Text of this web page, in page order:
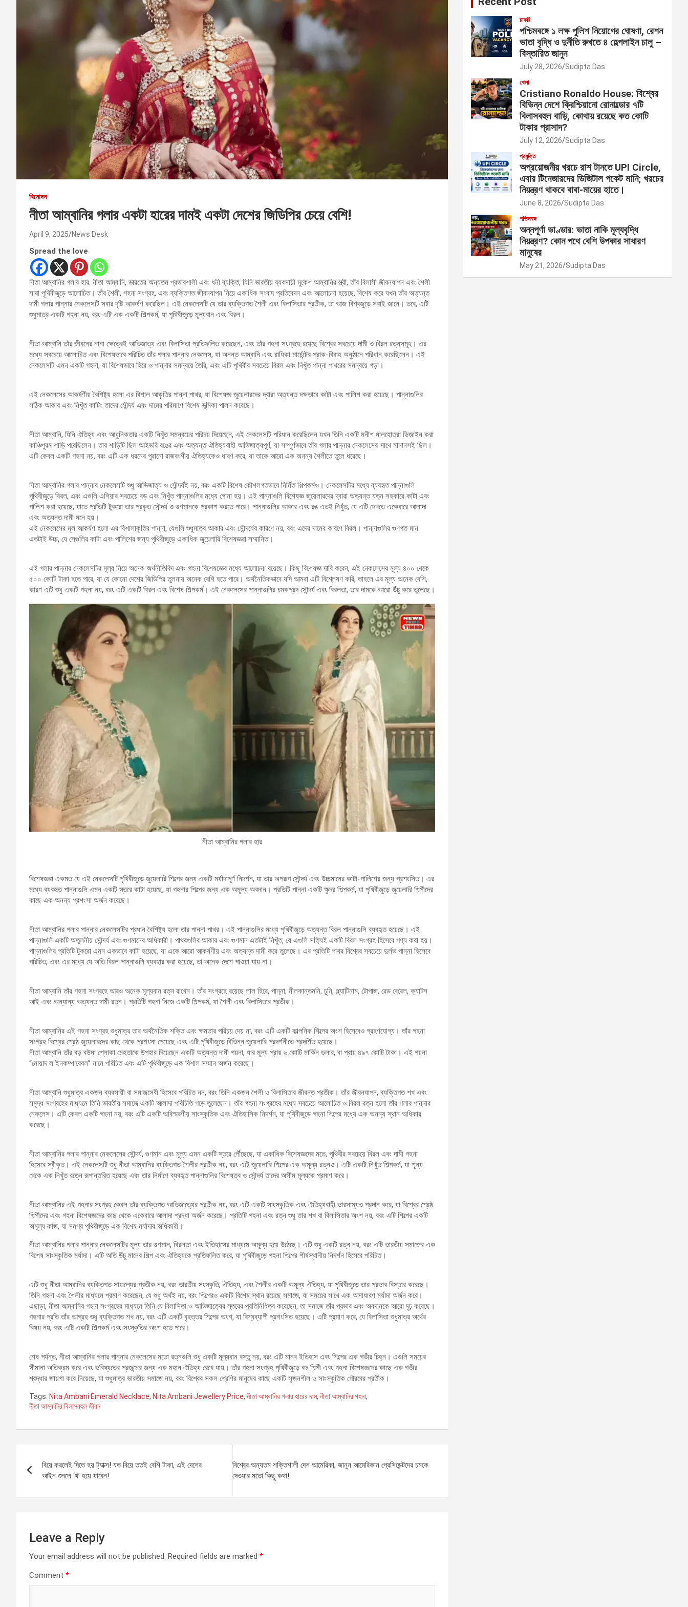
বিনোদন
নীতা আম্বানির গলার একটা হারের দামই একটা দেশের জিডিপির চেয়ে বেশি!
April 9, 2025 News Desk
Spread the love
নীতা আম্বানির গলার হার: নীতা আম্বানি, ভারতের অন্যতম প্রভাবশালী এবং ধনী ব্যক্তি, যিনি ভারতীয় ব্যবসায়ী মুকেশ আম্বানির স্ত্রী, তাঁর বিলাসী জীবনযাপন এবং শৈলী
সারা পৃথিবীজুড়ে আলোচিত। তাঁর শৈলী, গহনা সংগ্রহ, এবং ব্যক্তিগত জীবনযাপন নিয়ে একাধিক সংবাদ প্রতিবেদন এবং আলোচনা হয়েছে, বিশেষ করে যখন তাঁর অত্যন্ত
দামী গলার পান্নার নেকলেসটি সবার দৃষ্টি আকর্ষণ করেছিল। এই নেকলেসটি যে তার ব্যক্তিগত শৈলী এবং বিলাসিতার প্রতীক, তা আজ বিশ্বজুড়ে সবাই জানে। তবে, এটি
শুধুমাত্র একটি গহনা নয়, বরং এটি এক একটি শিল্পকর্ম, যা পৃথিবীজুড়ে মূল্যবান এবং বিরল।
নীতা আম্বানি তাঁর জীবনের নানা ক্ষেত্রেই আভিজাত্য এবং বিলাসিতা প্রতিফলিত করেছেন, এবং তাঁর গহনা সংগ্রহে রয়েছে বিশ্বের সবচেয়ে দামী ও বিরল রত্নসমূহ। এর
মধ্যে সবচেয়ে আলোচিত এবং বিশেষভাবে পরিচিত তাঁর গলার পান্নার নেকলেস, যা অনন্ত আম্বানি এবং রাধিকা মার্চেন্টের প্রাক-বিবাহ অনুষ্ঠানে পরিধান করেছিলেন। এই
নেকলেসটি এমন একটি গহনা, যা বিশেষভাবে হিরে ও পান্নার সমন্বয়ে তৈরি, এবং এটি পৃথিবীর সবচেয়ে বিরল এবং নিখুঁত পান্না পাথরের সমন্বয়ে গড়া।
এই নেকলেসের আকর্ষণীয় বৈশিষ্ট্য হলো এর বিশাল আকৃতির পান্না পাথর, যা বিশেষজ্ঞ জুয়েলারদের দ্বারা অত্যন্ত দক্ষভাবে কাটা এবং পালিশ করা হয়েছে। পান্নাগুলির
সঠিক আকার এবং নিখুঁত কাটিং তাদের সৌন্দর্য এবং দামের পরিমাণে বিশেষ ভূমিকা পালন করেছে।
নীতা আম্বানি, যিনি ঐতিহ্য এবং আধুনিকতার একটি নিখুঁত সমন্বয়ের পরিচয় দিয়েছেন, এই নেকলেসটি পরিধান করেছিলেন যখন তিনি একটি মনীশ মালহোত্রা ডিজাইন করা
কাঞ্চিপুরম শাড়ি পরেছিলেন। তার শাড়িটি ছিল আইভরি রঙের এবং অত্যন্ত ঐতিহ্যবাহী আভিজাত্যপূর্ণ, যা সম্পূর্ণভাবে তাঁর গলার পান্নার নেকলেসের সাথে মানানসই ছিল।
এটি কেবল একটি গহনা নয়, বরং এটি এক ধরনের পুরানো রাজবংশীয় ঐতিহ্যকেও ধারণ করে, যা তাকে আরো এক অনন্য শৈলীতে তুলে ধরেছে।
নীতা আম্বানির গলার পান্নার নেকলেসটি শুধু আভিজাত্য ও সৌন্দর্যই নয়, বরং একটি বিশেষ কৌশলগতভাবে নির্মিত শিল্পকর্মও। নেকলেসটির মধ্যে ব্যবহৃত পান্নাগুলি
পৃথিবীজুড়ে বিরল, এবং এগুলি এশিয়ার সবচেয়ে বড় এবং নিখুঁত পান্নাগুলির মধ্যে গোনা হয়। এই পান্নাগুলি বিশেষজ্ঞ জুয়েলারদের দ্বারা অত্যন্ত যত্ন সহকারে কাটা এবং
পালিশ করা হয়েছে, যাতে প্রতিটি টুকরো তার প্রকৃত সৌন্দর্য ও গুণমানকে প্রকাশ করতে পারে। পান্নাগুলির আকার এবং রঙ এতই নিখুঁত, যে এটি দেখতে একেবারে আলাদা
এবং অত্যন্ত দামী মনে হয়।
এই নেকলেসের মূল আকর্ষণ হলো এর বিশালাকৃতির পান্না, যেগুলি শুধুমাত্র আকার এবং সৌন্দর্যের কারণে নয়, বরং এদের দামের কারণে বিরল। পান্নাগুলির গুণগত মান
এতটাই উচ্চ, যে সেগুলির কাটা এবং পালিশের জন্য পৃথিবীজুড়ে একাধিক জুয়েলারি বিশেষজ্ঞরা সম্মানিত।
এই গলার পান্নার নেকলেসটির মূল্য নিয়ে অনেক অর্থনীতিবিদ এবং গহনা বিশেষজ্ঞের মধ্যে আলোচনা রয়েছে। কিছু বিশেষজ্ঞ দাবি করেন, এই নেকলেসের মূল্য ৪০০ থেকে
৫০০ কোটি টাকা হতে পারে, যা যে কোনো দেশের জিডিপির তুলনায় অনেক বেশি হতে পারে। অর্থনৈতিকভাবে যদি আমরা এটি বিশ্লেষণ করি, তাহলে এর মূল্য অনেক বেশি,
কারণ এটি শুধু একটি গহনা নয়, বরং এটি একটি বিরল এবং বিশেষ শিল্পকর্ম। এই নেকলেসের পান্নাগুলির চমকপ্রদ সৌন্দর্য এবং বিরলতা, তার দামকে আরো উঁচু করে তুলেছে।
নীতা আম্বানির গলার হার
বিশেষজ্ঞরা একমত যে এই নেকলেসটি পৃথিবীজুড়ে জুয়েলারি শিল্পের জন্য একটি মর্যাদাপূর্ণ নিদর্শন, যা তার অপরূপ সৌন্দর্য এবং উচ্চমানের কাটা-পালিশের জন্য প্রশংসিত। এর
মধ্যে ব্যবহৃত পান্নাগুলি এমন একটি স্তরে কাটা হয়েছে, যা গহনার শিল্পের জন্য এক অমূল্য অবদান। প্রতিটি পান্না একটি ক্ষুদ্র শিল্পকর্ম, যা পৃথিবীজুড়ে জুয়েলারি শিল্পীদের
কাছে এক অনন্য প্রশংসা অর্জন করেছে।
নীতা আম্বানির গলার পান্নার নেকলেসটির প্রধান বৈশিষ্ট্য হলো তার পান্না পাথর। এই পান্নাগুলির মধ্যে পৃথিবীজুড়ে অত্যন্ত বিরল পান্নাগুলি ব্যবহৃত হয়েছে। এই
পান্নাগুলি একটি অতুলনীয় সৌন্দর্য এবং গুণমানের অধিকারী। পাথরগুলির আকার এবং গুণমান এতটাই নিখুঁত, যে এগুলি সত্যিই একটি বিরল সংগ্রহ হিসেবে গণ্য করা হয়।
পান্নাগুলির প্রতিটি টুকরো এমন একভাবে কাটা হয়েছে, যা একে আরো আকর্ষণীয় এবং অত্যন্ত দামী করে তুলেছে। এর প্রতিটি পাথর বিশ্বের সবচেয়ে দুর্লভ পান্না হিসেবে
পরিচিত, এবং এর মধ্যে যে অতি বিরল পান্নাগুলি ব্যবহার করা হয়েছে, তা অনেক দেশে পাওয়া যায় না।
নীতা আম্বানি তাঁর গহনা সংগ্রহে আরও অনেক মূল্যবান রত্ন রাখেন। তাঁর সংগ্রহে রয়েছে লাল হিরে, পান্না, নীলকান্তমনি, চুনি, প্ল্যাটিনাম, টোপাজ, রেড বেরেল, ক্যাটস
আই এবং অন্যান্য অত্যন্ত দামী রত্ন। প্রতিটি গহনা নিজে একটি শিল্পকর্ম, যা শৈলী এবং বিলাসিতার প্রতীক।
নীতা আম্বানির এই গহনা সংগ্রহ শুধুমাত্র তার অর্থনৈতিক শক্তি এবং ক্ষমতার পরিচয় দেয় না, বরং এটি একটি কাল্পনিক শিল্পের অংশ হিসেবেও গ্রহণযোগ্য। তাঁর গহনা
সংগ্রহ বিশ্বের শ্রেষ্ঠ জুয়েলারদের কাছ থেকে প্রশংসা পেয়েছে এবং এটি পৃথিবীজুড়ে বিভিন্ন জুয়েলারি প্রদর্শনীতে প্রদর্শিত হয়েছে।
নীতা আম্বানি তাঁর বড় বউমা শ্লোকা মেহতাকে উপহার দিয়েছেন একটি অত্যন্ত দামী গয়না, যার মূল্য প্রায় ৬ কোটি মার্কিন ডলার, বা প্রায় ৪৯৭ কোটি টাকা। এই গয়না
“মোয়াদ ল ইনকম্পারেবল” নামে পরিচিত এবং এটি পৃথিবীজুড়ে এক বিশাল সম্মান অর্জন করেছে।
নীতা আম্বানি শুধুমাত্র একজন ব্যবসায়ী বা সমাজসেবী হিসেবে পরিচিত নন, বরং তিনি একজন শৈলী ও বিলাসিতার জীবন্ত প্রতীক। তাঁর জীবনযাপন, ব্যক্তিগত শখ এবং
সমৃদ্ধ সংগ্রহের মাধ্যমে তিনি ভারতীয় সমাজে একটি আলাদা পরিচিতি গড়ে তুলেছেন। তাঁর গহনা সংগ্রহের মধ্যে সবচেয়ে আলোচিত ও বিরল রত্ন হলো তাঁর গলার পান্নার
নেকলেস। এটি কেবল একটি গহনা নয়, বরং এটি একটি অবিস্মরণীয় সাংস্কৃতিক এবং ঐতিহাসিক নিদর্শন, যা পৃথিবীজুড়ে গহনা শিল্পের মধ্যে এক অনন্য স্থান অধিকার
করেছে।
নীতা আম্বানির গলার পান্নার নেকলেসের সৌন্দর্য, গুণমান এবং মূল্য এমন একটি স্তরে পৌঁছেছে, যা একাধিক বিশেষজ্ঞদের মতে, পৃথিবীর সবচেয়ে বিরল এবং দামী গহনা
হিসেবে স্বীকৃত। এই নেকলেসটি শুধু নীতা আম্বানির ব্যক্তিগত শৈলীর প্রতীক নয়, বরং এটি জুয়েলারি শিল্পের এক অমূল্য রত্নও। এটি একটি নিখুঁত শিল্পকর্ম, যা শূন্য
থেকে এক নিখুঁত রত্নে রূপান্তরিত হয়েছে এবং তার নির্মাণে ব্যবহৃত পান্নাগুলির বিশেষত্ব ও সৌন্দর্য তাদের অসীম মূল্যকে প্রমাণ করে।
নীতা আম্বানির এই গহনার সংগ্রহ কেবল তাঁর ব্যক্তিগত আভিজাত্যের প্রতীক নয়, বরং এটি একটি সাংস্কৃতিক এবং ঐতিহ্যবাহী ভারসাম্যও প্রদান করে, যা বিশ্বের শ্রেষ্ঠ
শিল্পীদের এবং গহনা বিশেষজ্ঞদের কাছ থেকে একেবারে আলাদা শ্রদ্ধা অর্জন করেছে। প্রতিটি গহনা এবং রত্ন শুধু তার শখ বা বিলাসিতার অংশ নয়, বরং এটি শিল্পের একটি
অমূল্য কাজ, যা সমগ্র পৃথিবীজুড়ে এক বিশেষ মর্যাদার অধিকারী।
নীতা আম্বানির গলার পান্নার নেকলেসটির মূল্য তার গুণমান, বিরলতা এবং ইতিহাসের মাধ্যমে অমূল্য হয়ে উঠেছে। এটি শুধু একটি রত্ন নয়, বরং এটি ভারতীয় সমাজের এক
বিশেষ সাংস্কৃতিক মর্যাদা। এটি অতি উঁচু মানের শিল্প এবং ঐতিহ্যকে প্রতিফলিত করে, যা পৃথিবীজুড়ে গহনা শিল্পের শীর্ষস্থানীয় নিদর্শন হিসেবে পরিচিত।
এটি শুধু নীতা আম্বানির ব্যক্তিগত সাফল্যের প্রতীক নয়, বরং ভারতীয় সংস্কৃতি, ঐতিহ্য, এবং শৈলীর একটি অমূল্য ঐতিহ্য, যা পৃথিবীজুড়ে তার প্রভাব বিস্তার করেছে।
তিনি গহনা এবং শৈলীর মাধ্যমে প্রমাণ করেছেন, যে শুধু অর্থই নয়, বরং শিল্পেরও একটি বিশেষ স্থান রয়েছে সমাজে, যা সময়ের সাথে এক অসাধারণ মর্যাদা অর্জন করে।
এছাড়া, নীতা আম্বানির গহনা সংগ্রহের মাধ্যমে তিনি যে বিলাসিতা ও আভিজাত্যের স্তরের প্রতিনিধিত্ব করেছেন, তা সমাজে তাঁর প্রভাব এবং অবদানকে আরো দৃঢ় করেছে।
গহনার প্রতি তাঁর আগ্রহ শুধু ব্যক্তিগত শখ নয়, বরং এটি একটি বৃহত্তর শিল্পের অংশ, যা বিশ্বব্যাপী প্রশংসিত হয়েছে। এটি প্রমাণ করে, যে বিলাসিতা শুধুমাত্র অর্থের
বিষয় নয়, বরং এটি একটি শিল্পকর্ম এবং সংস্কৃতির অংশ হতে পারে।
শেষ পর্যন্ত, নীতা আম্বানির গলার পান্নার নেকলেসের মতো রত্নগুলি শুধু একটি মূল্যবান বস্তু নয়, বরং এটি মানব ইতিহাস এবং শিল্পের এক গভীর চিহ্ন। এগুলি সময়ের
সীমানা অতিক্রম করে এবং ভবিষ্যতের প্রজন্মের জন্য এক মহান ঐতিহ্য রেখে যায়। তাঁর গহনা সংগ্রহ পৃথিবীজুড়ে বহু শিল্পী এবং গহনা বিশেষজ্ঞদের কাছে এক গভীর
শ্রদ্ধার জায়গা করে নিয়েছে, যা শুধুমাত্র ভারতীয় সমাজে নয়, বরং বিশ্বের সকল শ্রেণির মানুষের কাছে একটি সৃজনশীল ও সাংস্কৃতিক গৌরবের প্রতীক।
Tags: Nita Ambani Emerald Necklace, Nita Ambani Jewellery Price, নীতা আম্বানির গলার হারের দাম, নীতা আম্বানির গহনা,
নীতা আম্বানির বিলাসবহুল জীবন
navigation
বিয়ে করলেই দিতে হয় ট্যাক্স! যত বিয়ে ততই বেশি টাকা, এই দেশের
আইন শুনলে ‘থ’ হয়ে যাবেন!
বিশ্বের অন্যতম শক্তিশালী দেশ আমেরিকা, জানুন আমেরিকান প্রেসিডেন্টদের চমকে
দেওয়ার মতো কিছু কথা!
Leave a Reply
Your email address will not be published. Required fields are marked *
Comment *
চাকরি
পশ্চিমবঙ্গে ১ লক্ষ পুলিশ নিয়োগের ঘোষণা, রেশন
ভাতা বৃদ্ধি ও দুর্নীতি রুখতে ৪ হেল্পলাইন চালু –
বিস্তারিত জানুন
July 28, 2026 Sudipta Das
খেলা
Cristiano Ronaldo House: বিশ্বের
বিভিন্ন দেশে ক্রিশ্চিয়ানো রোনাল্ডোর ৭টি
বিলাসবহুল বাড়ি, কোথায় রয়েছে কত কোটি
টাকার প্রাসাদ?
July 12, 2026 Sudipta Das
প্রযুক্তি
অপ্রয়োজনীয় খরচে রাশ টানতে UPI Circle,
এবার টিনেজারদের ডিজিটাল পকেট মানি; খরচের
নিয়ন্ত্রণ থাকবে বাবা-মায়ের হাতে।
June 8, 2026 Sudipta Das
পশ্চিমবঙ্গ
অন্নপূর্ণা ভাণ্ডার: ভাতা নাকি মূল্যবৃদ্ধি
নিয়ন্ত্রণ? কোন পথে বেশি উপকার সাধারণ
মানুষের
May 21, 2026 Sudipta Das